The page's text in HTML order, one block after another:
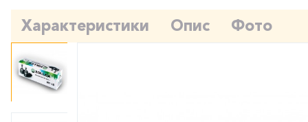
Характеристики Опис Фото